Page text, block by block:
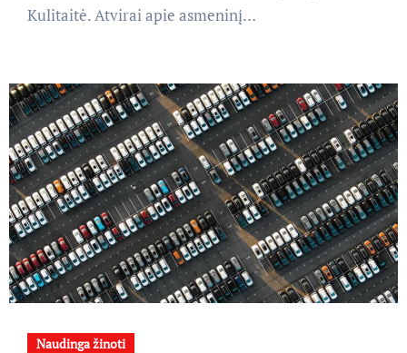
Kulitaitė. Atvirai apie asmeninį…
Naudinga žinoti